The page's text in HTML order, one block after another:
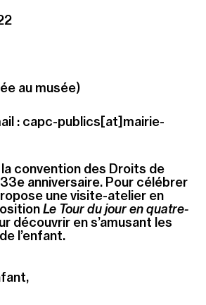
au musée)
: capc-publics[at]mairie-
convention des Droits de
anniversaire. Pour célébrer
une visite-atelier en
Le Tour du jour en quatre-
découvrir en s’amusant les
l’enfant.